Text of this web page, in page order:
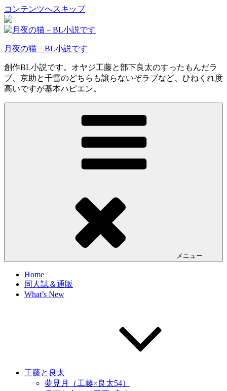
コンテンツへスキップ
月夜の猫－BL小説です
創作BL小説です。オヤジ工藤と部下良太のすったもんだラ
ブ、京助と千雪のどちらも譲らないぞラブなど、ひねくれ度
高いですが基本ハピエン。
メニュー
Home
同人誌＆通販
What’s New
工藤と良太
夢見月（工藤×良太54）